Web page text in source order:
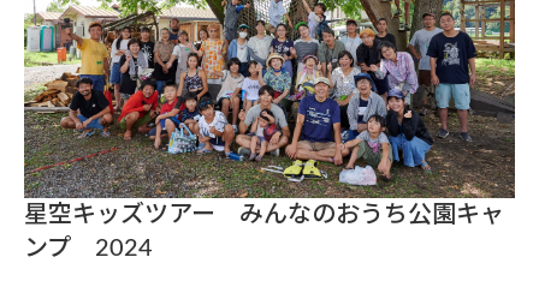
星空キッズツアー みんなのおうち公園キャ
ンプ 2024